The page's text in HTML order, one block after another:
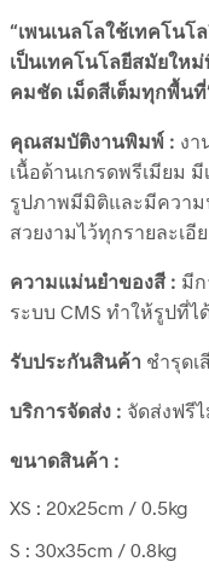
“เพนเนลโลใช้เทคโน
เป็นเทคโนโลยีสมัยให
คมชัด เม็ดสีเต็มทุกพื้นที่
คุณสมบัติงานพิมพ์ : งา
เนื้อด้านเกรดพรีเมียม
รูปภาพมีมิติและมีควา
สวยงามไว้ทุกรายละเอี
ความแม่นยำของสี : มี
ระบบ CMS ทำให้รูปที่
รับประกันสินค้า ชำรุด
บริการจัดส่ง : จัดส่งฟรี
ขนาดสินค้า :
XS : 20x25cm / 0.5kg
S : 30x35cm / 0.8kg